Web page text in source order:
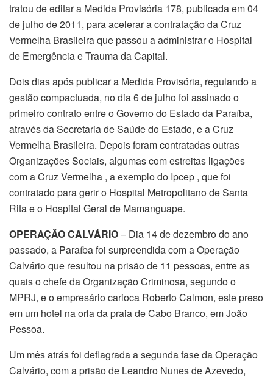
tratou de editar a Medida Provisória 178, publicada em 04
de julho de 2011, para acelerar a contratação da Cruz
Vermelha Brasileira que passou a administrar o Hospital
de Emergência e Trauma da Capital.
Dois dias após publicar a Medida Provisória, regulando a
gestão compactuada, no dia 6 de julho foi assinado o
primeiro contrato entre o Governo do Estado da Paraíba,
através da Secretaria de Saúde do Estado, e a Cruz
Vermelha Brasileira. Depois foram contratadas outras
Organizações Sociais, algumas com estreitas ligações
com a Cruz Vermelha , a exemplo do Ipcep , que foi
contratado para gerir o Hospital Metropolitano de Santa
Rita e o Hospital Geral de Mamanguape.
OPERAÇÃO CALVÁRIO– Dia 14 de dezembro do ano
passado, a Paraíba foi surpreendida com a Operação
Calvário que resultou na prisão de 11 pessoas, entre as
quais o chefe da Organização Criminosa, segundo o
MPRJ, e o empresário carioca Roberto Calmon, este preso
em um hotel na orla da praia de Cabo Branco, em João
Pessoa.
Um mês atrás foi deflagrada a segunda fase da Operação
Calvário, com a prisão de Leandro Nunes de Azevedo,